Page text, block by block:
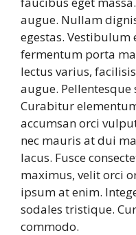
augue. Nullam
egestas. Vestibulum
fermentum porta
lectus varius,
augue.
Curabitur
accumsan orci
nec mauris at dui
lacus. Fusce
maximus, velit orci
ipsum at enim.
sodales tristique.
commodo.